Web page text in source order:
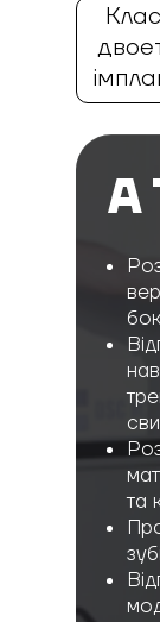
А
та